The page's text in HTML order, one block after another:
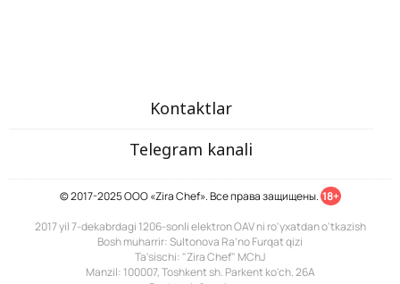
Kontaktlar
Telegram kanali
© 2017-2025 ООО «Zira Chef». Все права защищены. 18+
2017 yil 7-dekabrdagi 1206-sonli elektron OAV ni ro'yxatdan o'tkazish
Bosh muharrir: Sultonova Ra’no Furqat qizi
Ta'sischi: "Zira Chef" MChJ
Manzil: 100007, Toshkent sh. Parkent ko'ch. 26A